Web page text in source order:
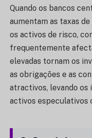
Quando os bancos
aumentam as taxas
os activos de risco,
frequentemente
elevadas tornam os
as obrigações e as
atractivos, levando
activos especulativos